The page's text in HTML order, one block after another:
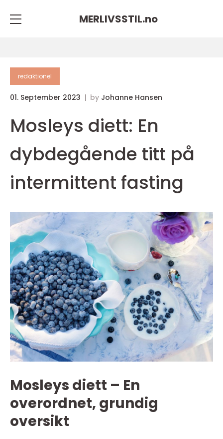
MERLIVSSTIL.no
redaktionel
01. September 2023 by Johanne Hansen
Mosleys diett: En
dybdegående titt på
intermittent fasting
Mosleys diett – En
overordnet, grundig
oversikt